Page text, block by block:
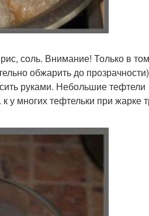
соль. Внимание! Только в
обжарить до
руками. Небольшие тефтели
у многих тефтельки при жарке